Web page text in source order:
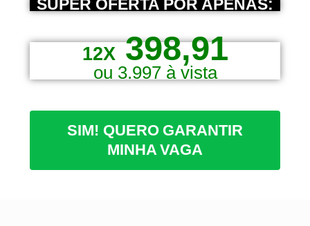
SUPER OFERTA POR APENAS:
12X398,91
ou 3.997 à vista
SIM! QUERO GARANTIR
MINHA VAGA